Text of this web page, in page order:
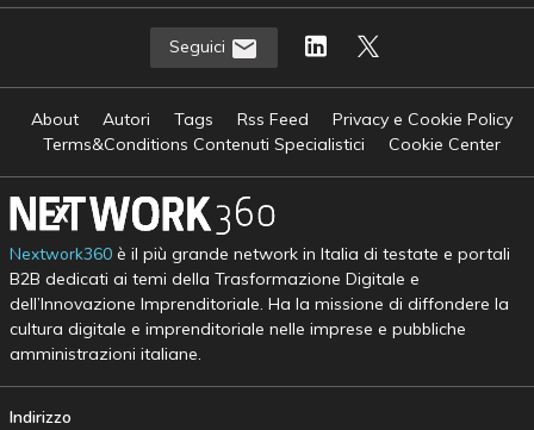
Seguici
About Autori Tags Rss Feed
Privacy e Cookie Policy
Terms&Conditions Contenuti Specialistici
Cookie Center
Nextwork360è il più grande network in Italia di testate e portali
B2B dedicati ai temi della Trasformazione Digitale e
dell’Innovazione Imprenditoriale. Ha la missione di diffondere la
cultura digitale e imprenditoriale nelle imprese e pubbliche
amministrazioni italiane.
Indirizzo